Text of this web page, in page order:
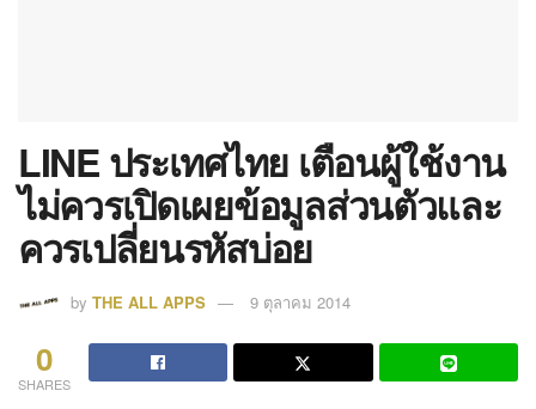
LINE ประเทศไทย เตือนผู้ใช้งาน
ไม่ควรเปิดเผยข้อมูลส่วนตัวและ
ควรเปลี่ยนรหัสบ่อย
by THE ALL APPS 9 ตุลาคม 2014
0
SHARES